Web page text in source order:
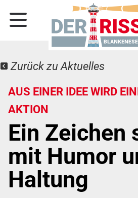
Zurück zu Aktuelles
AUS EINER IDEE WIRD
AKTION
Ein Zeichen
mit Humor
Haltung